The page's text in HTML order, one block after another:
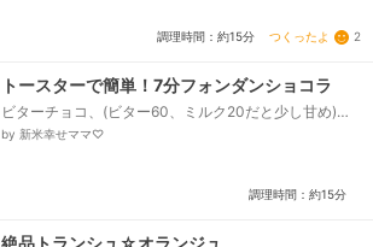
調理時間：約15分 つくったよ 2
トースターで簡単！7分フォンダンショコラ
ビターチョコ、(ビター60、ミルク20だと少し甘め)、
バター、牛乳、砂糖、ブランデー(またはラム酒)、卵、
by 新米幸せママ♡
調理時間：約15分
絶品トランシュ☆オランジュ